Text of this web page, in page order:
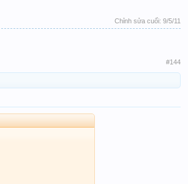
Chỉnh sửa cuối: 9/5/11
#144